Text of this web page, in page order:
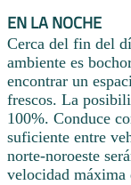
EN LA NOCHE
Cerca del fin del
ambiente es
encontrar un
frescos. La
100%. Conduce
suficiente entre
norte-noroeste
velocidad máxima